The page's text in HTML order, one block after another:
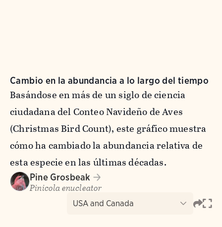
Cambio en la abundancia a lo largo del tiempo
Basándose en más de un siglo de ciencia
ciudadana del Conteo Navideño de Aves
(Christmas Bird Count), este gráfico muestra
cómo ha cambiado la abundancia relativa de
esta especie en las últimas décadas.